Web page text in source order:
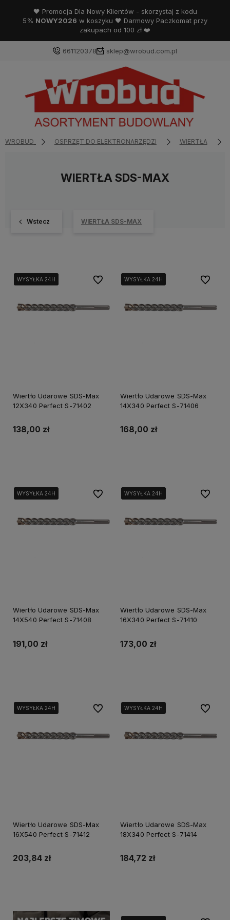
🖤 Promocja Dla Nowy Klientów - skorzystaj z kodu
5% NOWY2026 w koszyku 🖤 Darmowy Paczkomat przy
zakupach od 100 zł ❤️
661120378 sklep@wrobud.com.pl
WROBUD OSPRZĘT DO ELEKTRONARZĘDZI WIERTŁA
WIERTŁA SDS-MAX
Wstecz WIERTŁA SDS-MAX
WYSYŁKA 24H
WYSYŁKA 24H
WYSYŁKA 24H
Wiertło Udarowe SDS-Max
12X340 Perfect S-71402
138,00 zł
Do ulubionychWYSYŁKA 24H
WYSYŁKA 24H
WYSYŁKA 24H
Wiertło Udarowe SDS-Max
14X340 Perfect S-71406
168,00 zł
Do
WYSYŁKA 24H
WYSYŁKA 24H
WYSYŁKA 24H
Wiertło Udarowe SDS-Max
14X540 Perfect S-71408
191,00 zł
Do ulubionychWYSYŁKA 24H
WYSYŁKA 24H
WYSYŁKA 24H
Wiertło Udarowe SDS-Max
16X340 Perfect S-71410
173,00 zł
Do
WYSYŁKA 24H
Wiertło Udarowe SDS-Max
16X540 Perfect S-71412
203,84 zł
Do ulubionychWYSYŁKA 24H
Wiertło Udarowe SDS-Max
18X340 Perfect S-71414
184,72 zł
Do